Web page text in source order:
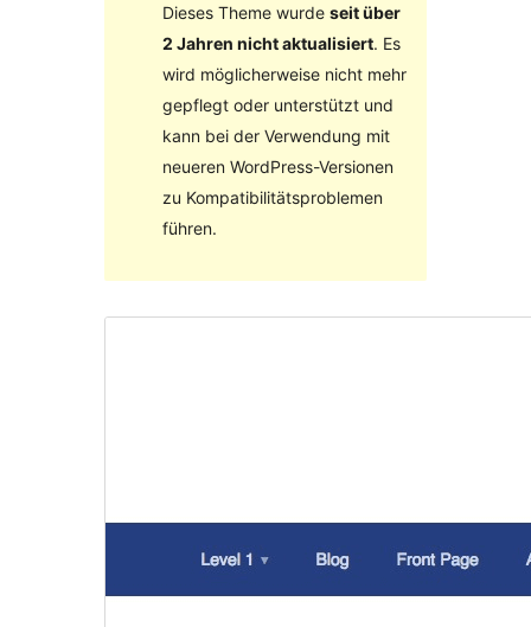
Dieses Theme wurde seit über
2 Jahren nicht aktualisiert. Es
wird möglicherweise nicht mehr
gepflegt oder unterstützt und
kann bei der Verwendung mit
neueren WordPress-Versionen
zu Kompatibilitätsproblemen
führen.